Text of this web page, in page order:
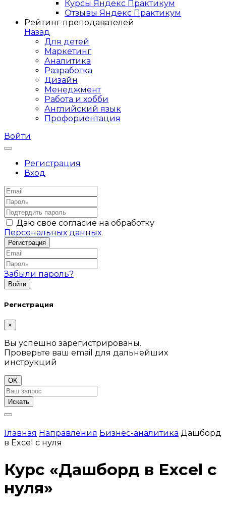
Курсы Яндекс Практикум
Отзывы Яндекс Практикум
Рейтинг преподавателей
Назад
Для детей
Маркетинг
Аналитика
Разработка
Дизайн
Менеджмент
Работа и хобби
Английский язык
Профориентация
Войти
Регистрация
Вход
Даю свое согласие на обработку
Персональных данных
Забыли пароль?
Регистрация
×
Вы успешно зарегистрированы.
Проверьте ваш email для дальнейших
инструкций
OK
Искать
Главная Направления Бизнес-аналитика Дашборд
в Excel с нуля
Курс «Дашборд в Excel с
нуля»